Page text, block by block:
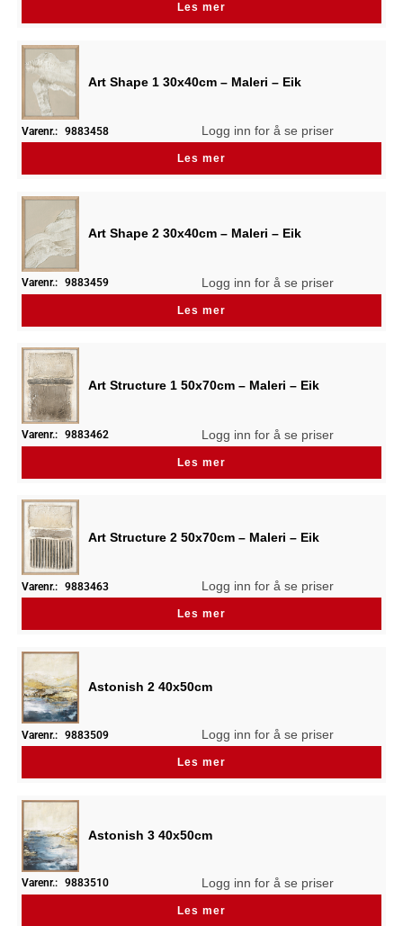
Les mer
Art Shape 1 30x40cm – Maleri – Eik
Varenr.: 9883458 Logg inn for å se priser
Les mer
Art Shape 2 30x40cm – Maleri – Eik
Varenr.: 9883459 Logg inn for å se priser
Les mer
Art Structure 1 50x70cm – Maleri – Eik
Varenr.: 9883462 Logg inn for å se priser
Les mer
Art Structure 2 50x70cm – Maleri – Eik
Varenr.: 9883463 Logg inn for å se priser
Les mer
Astonish 2 40x50cm
Varenr.: 9883509 Logg inn for å se priser
Les mer
Astonish 3 40x50cm
Varenr.: 9883510 Logg inn for å se priser
Les mer